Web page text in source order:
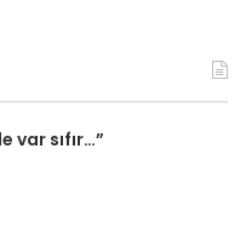
var sıfır…”